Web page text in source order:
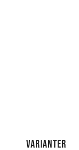
VARIANTER